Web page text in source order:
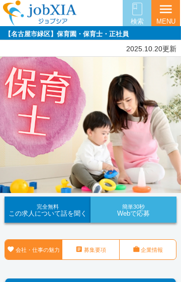
検索
menu
MENU
【名古屋市緑区】保育園・保育士・正社員
2025.10.20更新
完全無料
この求人について話を聞く
簡単30秒
Webで応募
 会社・仕事の魅力  募集要項 企業情報